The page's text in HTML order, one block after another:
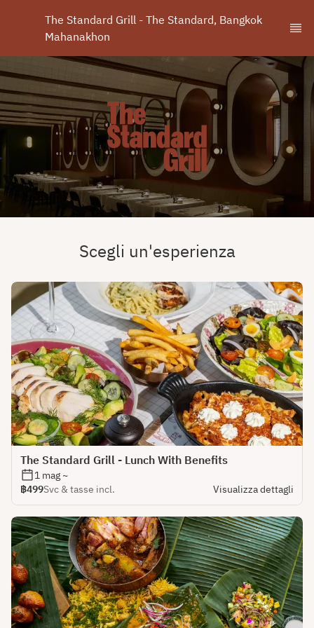
The Standard Grill - The Standard, Bangkok
Mahanakhon
Scegli un'esperienza
The Standard Grill - Lunch With Benefits
1 mag ~
฿499Svc & tasse incl. Visualizza dettagli